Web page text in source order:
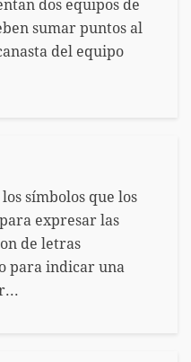
dos equipos de
sumar puntos al
del equipo
símbolos que los
expresar las
de letras
para indicar una